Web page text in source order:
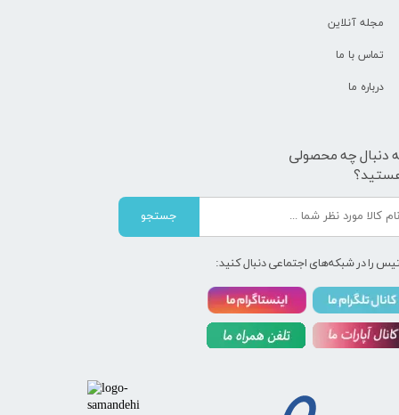
مجله آنلاین
تماس با ما
درباره ما
دنبال چه محصولی
جستجو
را در شبکه‌های اجتماعی دنبال کنید: